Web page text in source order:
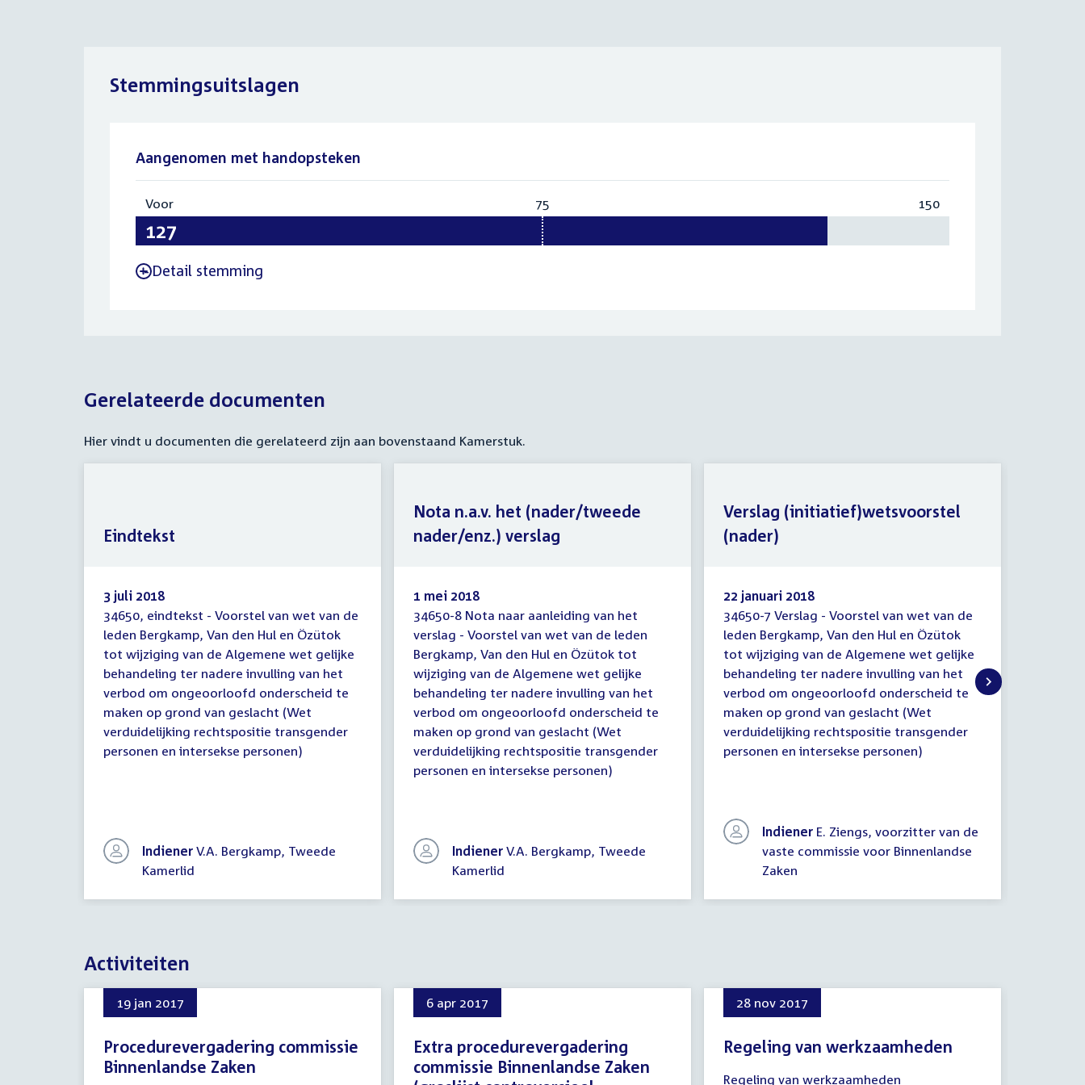
Stemmingsuitslagen
Aangenomen met handopsteken
Voor
127
75 150Totaal:
- Detail stemming
Gerelateerde documenten
Hier vindt u documenten die gerelateerd zijn aan bovenstaand Kamerstuk.
Eindtekst
3 juli 2018
34650, eindtekst - Voorstel van wet van de
leden Bergkamp, Van den Hul en Özütok
tot wijziging van de Algemene wet gelijke
behandeling ter nadere invulling van het
verbod om ongeoorloofd onderscheid te
maken op grond van geslacht (Wet
verduidelijking rechtspositie transgender
personen en intersekse personen)
Indiener V.A. Bergkamp, Tweede
Kamerlid
Eindtekst
Nota
n.a.v.
het
(nader/tweede
nader/enz.)
verslag
1 mei 2018
34650-8 Nota naar aanleiding van het
verslag - Voorstel van wet van de leden
Bergkamp, Van den Hul en Özütok tot
wijziging van de Algemene wet gelijke
behandeling ter nadere invulling van het
verbod om ongeoorloofd onderscheid te
maken op grond van geslacht (Wet
verduidelijking rechtspositie transgender
personen en intersekse personen)
Indiener V.A. Bergkamp, Tweede
Kamerlid
Nota n.a.v. het (nader/tweede
nader/enz.) verslag
Verslag
(initiatief)wetsvoorstel
(nader)
22 januari 2018
34650-7 Verslag - Voorstel van wet van de
leden Bergkamp, Van den Hul en Özütok
tot wijziging van de Algemene wet gelijke
behandeling ter nadere invulling van het
verbod om ongeoorloofd onderscheid te
maken op grond van geslacht (Wet
verduidelijking rechtspositie transgender
personen en intersekse personen)
Indiener E. Ziengs, voorzitter van de
vaste commissie voor Binnenlandse
Zaken
Verslag (initiatief)wetsvoorstel
(nader)
Activiteiten
19 jan 2017
Procedurevergadering commissie
Binnenlandse Zaken
6 apr 2017
Extra procedurevergadering
commissie Binnenlandse Zaken
28 nov 2017
Regeling van werkzaamheden
Regeling van werkzaamheden